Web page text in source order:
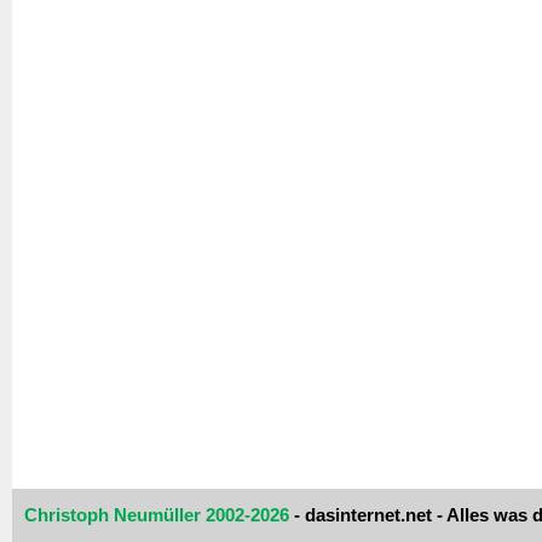
Christoph Neumüller 2002-2026 - dasinternet.net - Alles was